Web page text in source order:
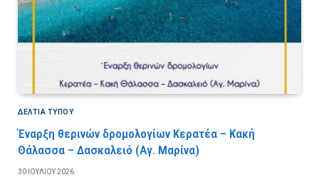
ΔΕΛΤΙΑ ΤΥΠΟΥ
Έναρξη θερινών δρομολογίων Κερατέα – Κακή
Θάλασσα – Δασκαλειό (Αγ. Μαρίνα)
30 ΙΟΥΛΊΟΥ 2026